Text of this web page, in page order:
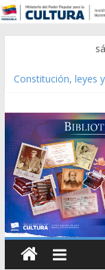
Constitución, leyes
Modesta Bor
Gaceta Oficial de la
Caracas 09 de
Catálogo temático